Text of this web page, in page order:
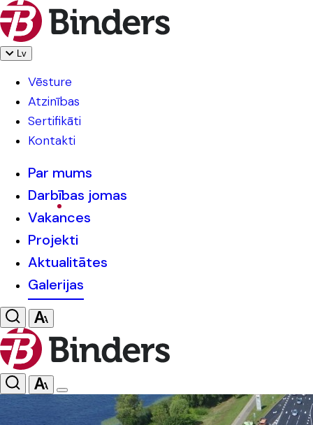
Lv
Vēsture
Atzinības
Sertifikāti
Kontakti
Par mums
Darbības jomas
Vakances
Projekti
Aktualitātes
Galerijas